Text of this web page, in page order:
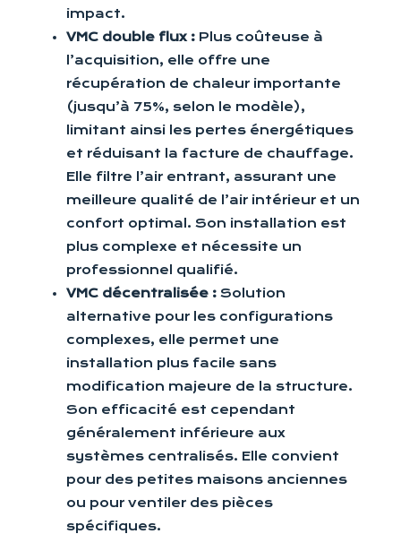
impact.
VMC double flux : Plus coûteuse à
l’acquisition, elle offre une
récupération de chaleur importante
(jusqu’à 75%, selon le modèle),
limitant ainsi les pertes énergétiques
et réduisant la facture de chauffage.
Elle filtre l’air entrant, assurant une
meilleure qualité de l’air intérieur et un
confort optimal. Son installation est
plus complexe et nécessite un
professionnel qualifié.
VMC décentralisée : Solution
alternative pour les configurations
complexes, elle permet une
installation plus facile sans
modification majeure de la structure.
Son efficacité est cependant
généralement inférieure aux
systèmes centralisés. Elle convient
pour des petites maisons anciennes
ou pour ventiler des pièces
spécifiques.